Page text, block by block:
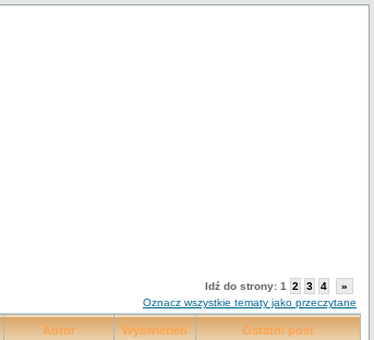
Idź do strony: 1 2 3 4
»
Oznacz wszystkie tematy jako przeczytane
Autor Wyświetleń Ostatni post